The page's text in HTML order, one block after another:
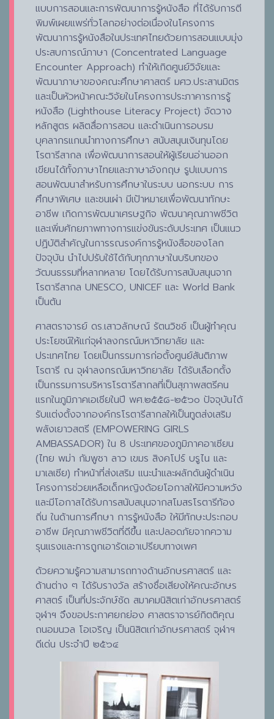
แบบการสอนและการพัฒนาการรู้หนังสือ ที่ได้รับการตี
พิมพ์เผยแพร่ทั่วโลกอย่างต่อเนื่องในโครงการ
พัฒนาการรู้หนังสือในประเทศไทยด้วยการสอนแบบมุ่ง
ประสบการณ์ภาษา (Concentrated Language
Encounter Approach) ทำให้เกิดศูนย์วิจัยและ
พัฒนาภาษาของคณะศึกษาศาสตร์ มศว.ประสานมิตร
และเป็นหัวหน้าคณะวิจัยในโครงการประภาคารการรู้
หนังสือ (Lighthouse Literacy Project) จัดวาง
หลักสูตร ผลิตสื่อการสอน และดำเนินการอบรม
บุคลากรแกนนำทางการศึกษา สนับสนุนเงินทุนโดย
โรตารีสากล เพื่อพัฒนาการสอนให้ผู้เรียนอ่านออก
เขียนได้ทั้งภาษาไทยและภาษาอังกฤษ รูปแบบการ
สอนพัฒนาสำหรับการศึกษาในระบบ นอกระบบ การ
ศึกษาพิเศษ และชนเผ่า มีเป้าหมายเพื่อพัฒนาทักษะ
อาชีพ เกิดการพัฒนาเศรษฐกิจ พัฒนาคุณภาพชีวิต
และเพิ่มศักยภาพทางการแข่งขันระดับประเทศ เป็นแนว
ปฏิบัติสำคัญในการรณรงค์การรู้หนังสือของโลก
ปัจจุบัน นำไปปรับใช้ได้กับทุกภาษาในบริบทของ
วัฒนธรรมที่หลากหลาย โดยได้รับการสนับสนุนจาก
โรตารีสากล UNESCO, UNICEF และ World Bank
เป็นต้น
ศาสตราจารย์ ดร.เสาวลักษณ์ รัตนวิชช์ เป็นผู้ทำคุณ
ประโยชน์ให้แก่จุฬาลงกรณ์มหาวิทยาลัย และ
ประเทศไทย โดยเป็นกรรมการก่อตั้งศูนย์สันติภาพ
โรตารี ณ จุฬาลงกรณ์มหาวิทยาลัย ได้รับเลือกตั้ง
เป็นกรรมการบริหารโรตารีสากลที่เป็นสุภาพสตรีคน
แรกในภูมิภาคเอเชียในปี พศ.๒๕๕๘-๒๕๖๐ ปัจจุบันได้
รับแต่งตั้งจากองค์กรโรตารีสากลให้เป็นทูตส่งเสริม
พลังเยาวสตรี (EMPOWERING GIRLS
AMBASSADOR) ใน 8 ประเทศของภูมิภาคอาเซียน
(ไทย พม่า กัมพูชา ลาว เขมร สิงคโปร์ บรูไน และ
มาเลเซีย) ทำหน้าที่ส่งเสริม แนะนำและผลักดันผู้ดำเนิน
โครงการช่วยเหลือเด็กหญิงด้อยโอกาสให้มีความหวัง
และมีโอกาสได้รับการสนับสนุนจากสโมสรโรตารีท้อง
ถิ่น ในด้านการศึกษา การรู้หนังสือ ให้มีทักษะประกอบ
อาชีพ มีคุณภาพชีวิตที่ดีขึ้น และปลอดภัยจากความ
รุนแรงและการถูกเอารัดเอาเปรียบทางเพศ
ด้วยความรู้ความสามารถทางด้านอักษรศาสตร์ และ
ด้านต่าง ๆ ได้รับรางวัล สร้างชื่อเสียงให้คณะอักษร
ศาสตร์ เป็นที่ประจักษ์ชัด สมาคมนิสิตเก่าอักษรศาสตร์
จุฬาฯ จึงขอประกาศยกย่อง ศาสตราจารย์กิตติคุณ
ถนอมนวล โอเจริญ เป็นนิสิตเก่าอักษรศาสตร์ จุฬาฯ
ดีเด่น ประจำปี ๒๕๖๔